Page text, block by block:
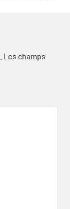
Les champs